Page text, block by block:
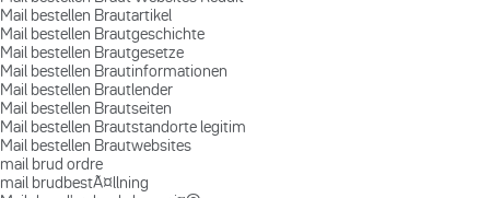
Mail bestellen Brautartikel
Mail bestellen Brautgeschichte
Mail bestellen Brautgesetze
Mail bestellen Brautinformationen
Mail bestellen Brautlender
Mail bestellen Brautseiten
Mail bestellen Brautstandorte legitim
Mail bestellen Brautwebsites
mail brud ordre
mail brudbestÃ¤llning